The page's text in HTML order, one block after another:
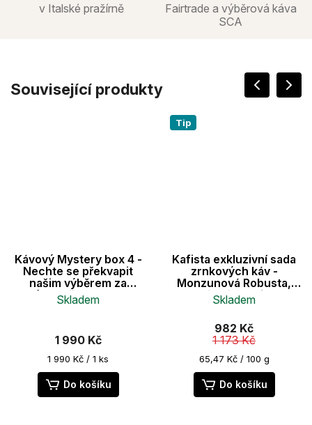
v Italské pražírně
Fairtrade a výběrová káva
SCA
Související produkty
Kávový Mystery box 4 -
Nechte se překvapit
našim výběrem za
zvýhodněnou cenu v
boxu
Skladem
1 990 Kč
Měrná
cena:
1 990 Kč / 1 ks
Do košíku
Tip
Kafista exkluzivní sada
zrnkových káv -
Monzunová Robusta,
Brazílská Arabica &
Seven Wonders Směs -
hodnocení
produktu
je
5,0
z
5
Skladem
982 Kč
1 173 Kč
Měrná
cena:
65,47 Kč / 100 g
Do košíku